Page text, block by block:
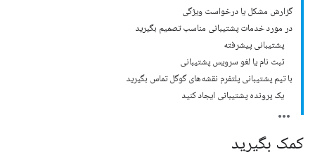
گزارش مشکل یا درخواست ویژگی
در مورد خدمات پشتیبانی مناسب تصمیم بگیرید
پشتیبانی پیشرفته
ثبت نام یا لغو سرویس پشتیبانی
با تیم پشتیبانی پلتفرم نقشه‌های گوگل تماس بگیرید
یک پرونده پشتیبانی ایجاد کنید
کمک بگیرید